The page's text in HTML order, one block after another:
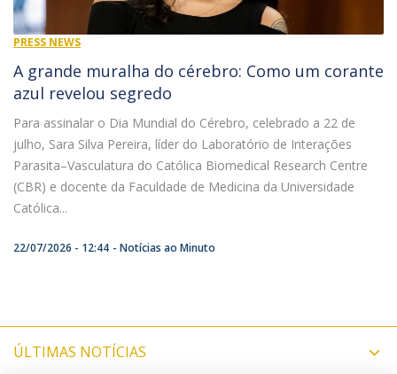
PRESS NEWS
A grande muralha do cérebro: Como um corante
azul revelou segredo
Para assinalar o Dia Mundial do Cérebro, celebrado a 22 de
julho, Sara Silva Pereira, líder do Laboratório de Interações
Parasita–Vasculatura do Católica Biomedical Research Centre
(CBR) e docente da Faculdade de Medicina da Universidade
Católica...
22/07/2026 - 12:44 Notícias ao Minuto
ÚLTIMAS NOTÍCIAS